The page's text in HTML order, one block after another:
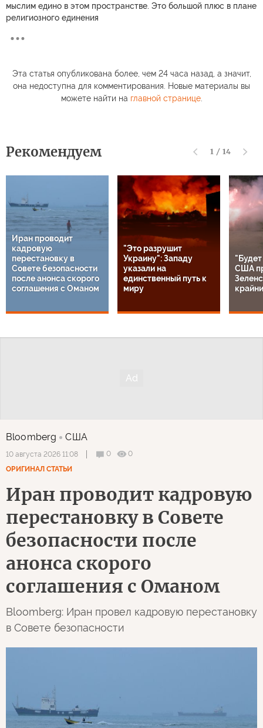
мыслим едино в этом пространстве. Это большой плюс в плане
религиозного единения
Эта статья опубликована более, чем 24 часа назад, а значит,
она недоступна для комментирования. Новые материалы вы
можете найти на главной странице.
Рекомендуем 1 / 14
Иран проводит
кадровую
перестановку в
Совете безопасности
после анонса скорого
соглашения с Оманом
"Это разрушит
Украину": Западу
указали на
единственный путь к
миру
США
Bloomberg США
10 августа 2026 11:08 0
0
ОРИГИНАЛ СТАТЬИ
Иран проводит кадровую
перестановку в Совете
безопасности после
анонса скорого
соглашения с Оманом
Bloomberg: Иран провел кадровую перестановку
в Совете безопасности